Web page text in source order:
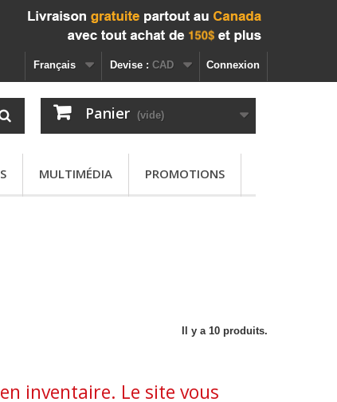
Connexion
Devise : CAD
Français
Panier (vide)
MULTIMÉDIA PROMOTIONS
Il y a 10 produits.
inventaire. Le site vous